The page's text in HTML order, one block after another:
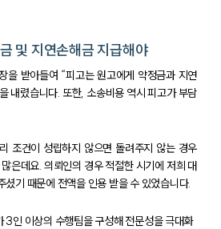
및 지연손해금 지급해야
을 받아들여 “피고는 원고에게 약정금과 지연
내렸습니다. 또한, 소송비용 역시 피고가 부담
조건이 성립하지 않으면 돌려주지 않는 경우
은데요. 의뢰인의 경우 적절한 시기에 저희 대
셨기 때문에 전액을 인용 받을 수 있었습니다.
3인 이상의 수행팀을 구성해 전문성을 극대화